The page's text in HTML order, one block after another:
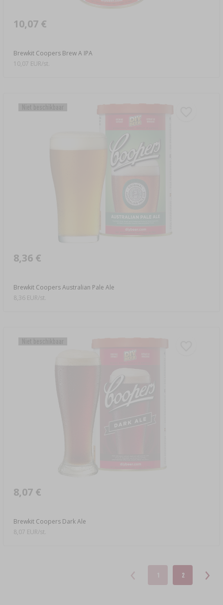
Brewkit Coopers Brew A IPA
10,07 €
10,07 EUR/st.
Brewkit Coopers Australian Pale Ale
8,36 €
8,36 EUR/st.
Brewkit Coopers Dark Ale
8,07 €
8,07 EUR/st.
1 2